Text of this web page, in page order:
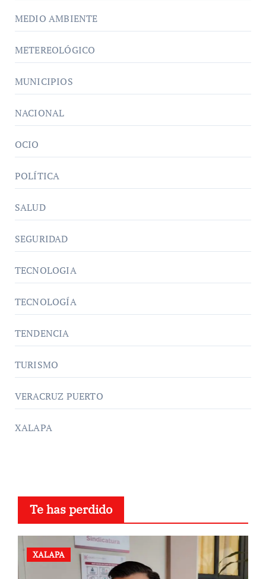
MEDIO AMBIENTE
METEREOLÓGICO
MUNICIPIOS
NACIONAL
OCIO
POLÍTICA
SALUD
SEGURIDAD
TECNOLOGIA
TECNOLOGÍA
TENDENCIA
TURISMO
VERACRUZ PUERTO
XALAPA
Te has perdido
XALAPA